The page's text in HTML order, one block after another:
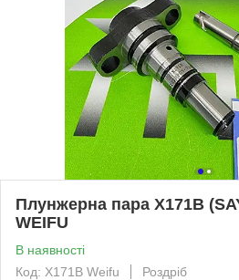
Плунжерна пара X171B
WEIFU
В наявності
Код: X171B Weifu
Роздріб